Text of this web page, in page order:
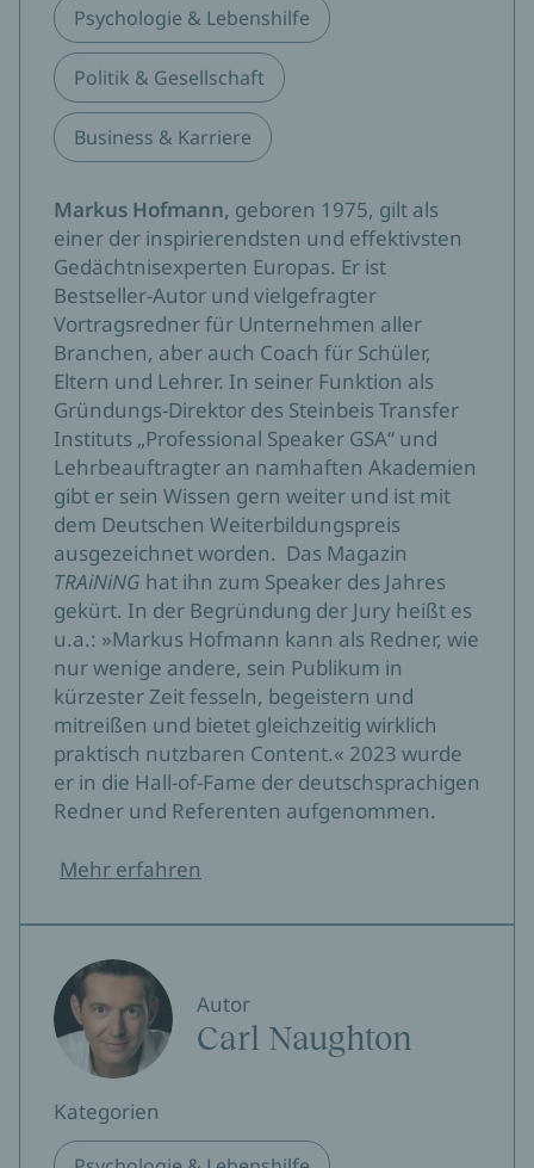
Psychologie & Lebenshilfe
Politik & Gesellschaft
Business & Karriere
Markus Hofmann, geboren 1975, gilt als
einer der inspirierendsten und effektivsten
Gedächtnisexperten Europas. Er ist
Bestseller-Autor und vielgefragter
Vortragsredner für Unternehmen aller
Branchen, aber auch Coach für Schüler,
Eltern und Lehrer. In seiner Funktion als
Gründungs-Direktor des Steinbeis Transfer
Instituts „Professional Speaker GSA“ und
Lehrbeauftragter an namhaften Akademien
gibt er sein Wissen gern weiter und ist mit
dem Deutschen Weiterbildungspreis
ausgezeichnet worden. Das Magazin
TRAiNiNG hat ihn zum Speaker des Jahres
gekürt. In der Begründung der Jury heißt es
u.a.: »Markus Hofmann kann als Redner, wie
nur wenige andere, sein Publikum in
kürzester Zeit fesseln, begeistern und
mitreißen und bietet gleichzeitig wirklich
praktisch nutzbaren Content.« 2023 wurde
er in die Hall-of-Fame der deutschsprachigen
Redner und Referenten aufgenommen.
Mehr erfahren
Autor
Carl Naughton
Kategorien